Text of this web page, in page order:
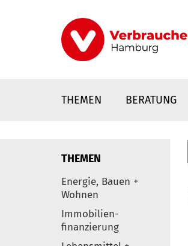
THEMEN BERATUNG
Elemente
THEMEN
Energie, Bauen +
Wohnen
Immobilien-
finanzierung